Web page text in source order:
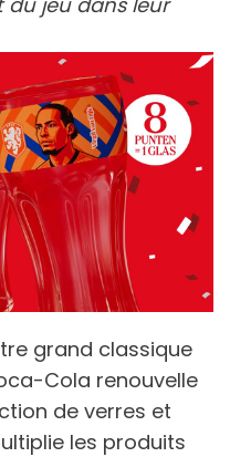
grand classique
Cola renouvelle
de verres et
les produits